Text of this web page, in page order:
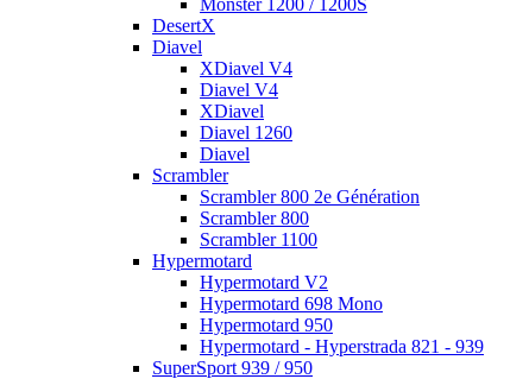
Monster 1200 / 1200S
DesertX
Diavel
XDiavel V4
Diavel V4
XDiavel
Diavel 1260
Diavel
Scrambler
Scrambler 800 2e Génération
Scrambler 800
Scrambler 1100
Hypermotard
Hypermotard V2
Hypermotard 698 Mono
Hypermotard 950
Hypermotard - Hyperstrada 821 - 939
SuperSport 939 / 950